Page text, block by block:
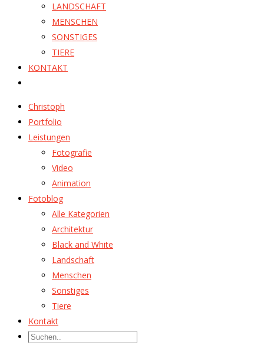
LANDSCHAFT
MENSCHEN
SONSTIGES
TIERE
KONTAKT
Christoph
Portfolio
Leistungen
Fotografie
Video
Animation
Fotoblog
Alle Kategorien
Architektur
Black and White
Landschaft
Menschen
Sonstiges
Tiere
Kontakt